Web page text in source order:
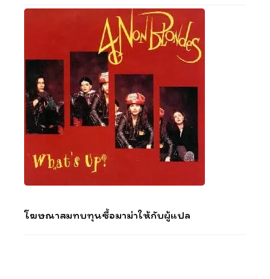
โฆษณาสมทบทุนซื้อมาม่าให้กับผู้แปล